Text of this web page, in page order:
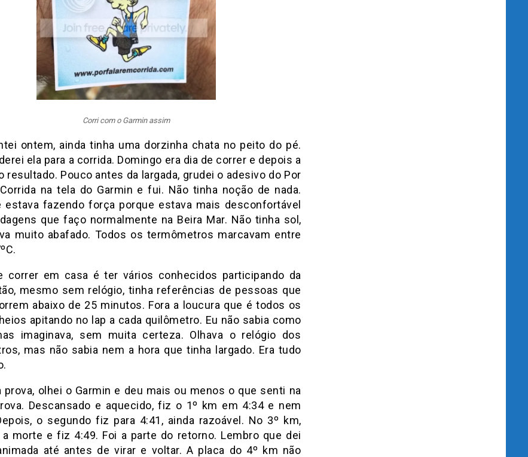
Corri com o Garmin assim
ontem, ainda tinha uma dorzinha chata no peito do pé.
ela para a corrida. Domingo era dia de correr e depois a
resultado. Pouco antes da largada, grudei o adesivo do Por
na tela do Garmin e fui. Não tinha noção de nada.
estava fazendo força porque estava mais desconfortável
que faço normalmente na Beira Mar. Não tinha sol,
muito abafado. Todos os termômetros marcavam entre
correr em casa é ter vários conhecidos participando da
mesmo sem relógio, tinha referências de pessoas que
abaixo de 25 minutos. Fora a loucura que é todos os
apitando no lap a cada quilômetro. Eu não sabia como
imaginava, sem muita certeza. Olhava o relógio dos
mas não sabia nem a hora que tinha largado. Era tudo
prova, olhei o Garmin e deu mais ou menos o que senti na
Descansado e aquecido, fiz o 1º km em 4:34 e nem
o segundo fiz para 4:41, ainda razoável. No 3º km,
morte e fiz 4:49. Foi a parte do retorno. Lembro que dei
até antes de virar e voltar. A placa do 4º km não